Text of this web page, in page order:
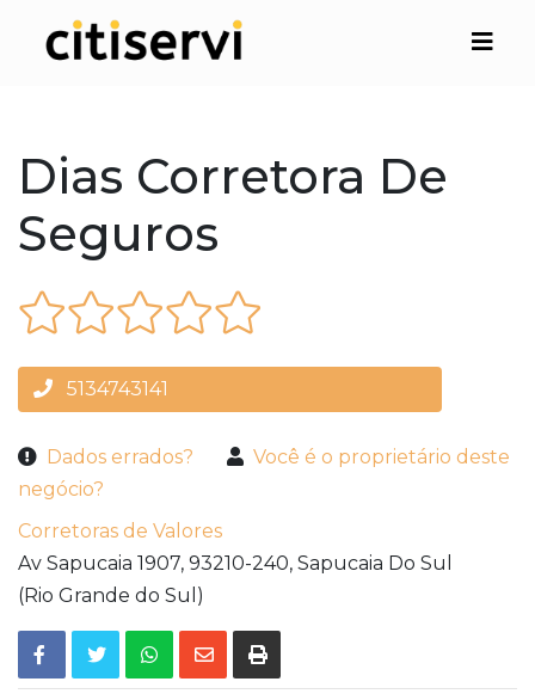
Dias Corretora De
Seguros
5134743141
Dados errados?
Você é o proprietário deste
negócio?
Corretoras de Valores
Av Sapucaia 1907, 93210-240, Sapucaia Do Sul
(Rio Grande do Sul)